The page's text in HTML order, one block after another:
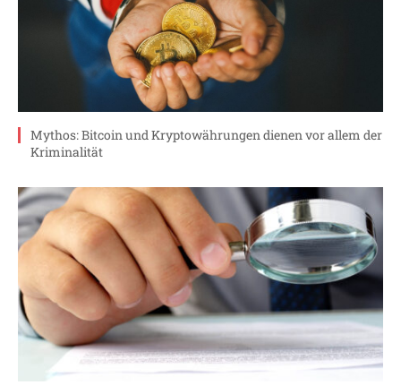
Mythos: Bitcoin und Kryptowährungen dienen vor allem der
Kriminalität